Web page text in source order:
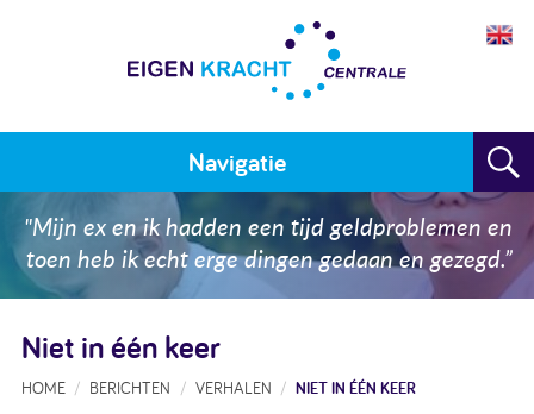
Navigatie
Home
Plan maken
Voor wie
"Mijn ex en ik hadden een tijd geldproblemen en
toen heb ik echt erge dingen gedaan en gezegd.”
Niet in één keer
HOME BERICHTEN VERHALEN NIET IN ÉÉN KEER